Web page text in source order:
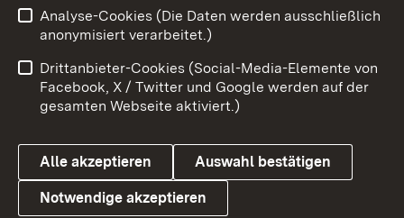
Link zum Landesportal
Impressum
Kontakt
Barrierefreiheit
Datenschutz
Cookies
Analyse-Cookies (Die Daten werden ausschließlich
anonymisiert verarbeitet.)
Drittanbieter-Cookies (Social-Media-Elemente von
Facebook, X / Twitter und Google werden auf der
gesamten Webseite aktiviert.)
Alle akzeptieren Auswahl bestätigen
Notwendige akzeptieren